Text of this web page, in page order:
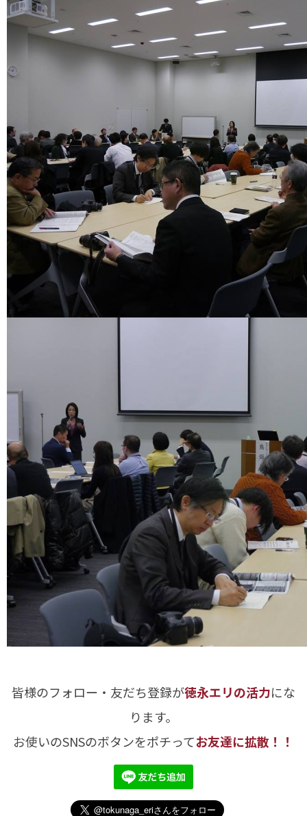
皆様のフォロー・友だち登録が徳永エリの活力にな
ります。
お使いのSNSのボタンをポチってお友達に拡散！！